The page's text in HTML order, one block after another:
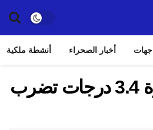
جهات أخبار الصحراء أنشطة ملكية
هزة أرضية بقوة 3.4 درجات تضرب